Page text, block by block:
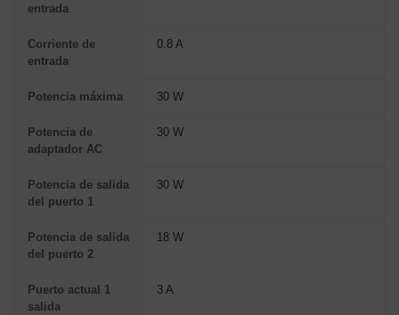
entrada
Corriente de
entrada
0.8 A
Potencia máxima 30 W
Potencia de
adaptador AC
30 W
Potencia de salida
del puerto 1
30 W
Potencia de salida
del puerto 2
18 W
Puerto actual 1
salida
3 A